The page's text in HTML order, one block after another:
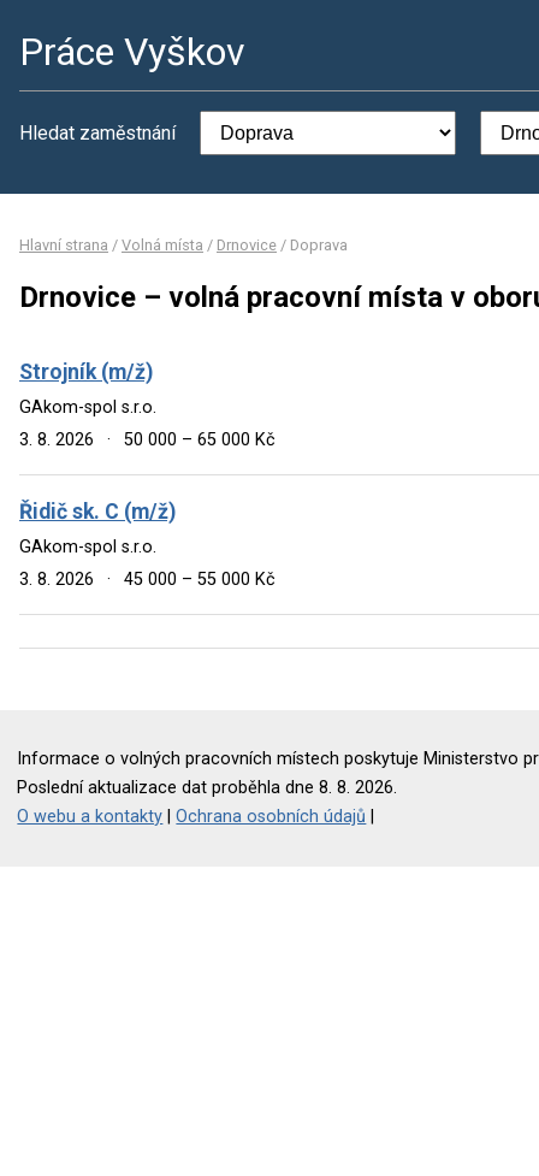
Práce Vyškov
Hledat zaměstnání
Hlavní strana / Volná místa / Drnovice / Doprava
Drnovice – volná pracovní místa v
Strojník (m/ž)
GAkom-spol s.r.o.
3. 8. 2026
· 50 000 – 65 000 Kč
Řidič sk. C (m/ž)
GAkom-spol s.r.o.
3. 8. 2026
· 45 000 – 55 000 Kč
Informace o volných pracovních místech poskytuje Ministerstvo
Poslední aktualizace dat proběhla dne 8. 8. 2026.
O webu a kontakty |Ochrana osobních údajů